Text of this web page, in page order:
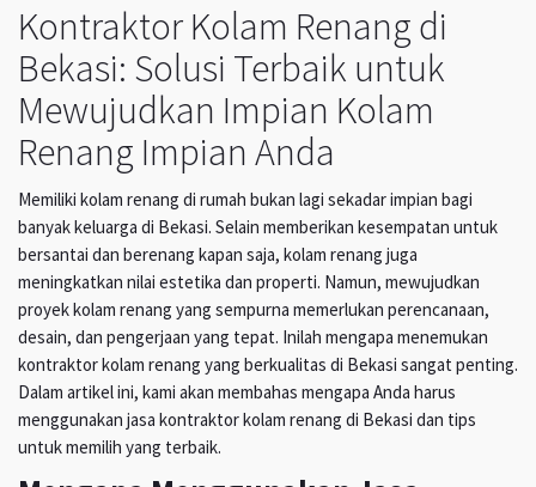
Kontraktor Kolam Renang di
Bekasi: Solusi Terbaik untuk
Mewujudkan Impian Kolam
Renang Impian Anda
Memiliki kolam renang di rumah bukan lagi sekadar impian bagi
banyak keluarga di Bekasi. Selain memberikan kesempatan untuk
bersantai dan berenang kapan saja, kolam renang juga
meningkatkan nilai estetika dan properti. Namun, mewujudkan
proyek kolam renang yang sempurna memerlukan perencanaan,
desain, dan pengerjaan yang tepat. Inilah mengapa menemukan
kontraktor kolam renang yang berkualitas di Bekasi sangat penting.
Dalam artikel ini, kami akan membahas mengapa Anda harus
menggunakan jasa kontraktor kolam renang di Bekasi dan tips
untuk memilih yang terbaik.